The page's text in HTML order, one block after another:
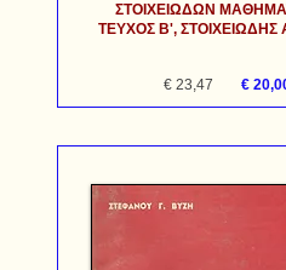
ΣΤΟΙΧΕΙΩΔΩΝ
ΤΕΥΧΟΣ Β', ΣΤΟΙΧΕΙΩΔΗΣ
€ 23,47 €